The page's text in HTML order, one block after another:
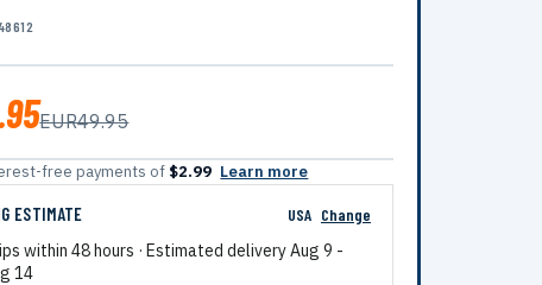
EUR49.95
free payments of $2.99 Learn more
ESTIMATE USA Change
within 48 hours · Estimated deliveryAug 9 -
14